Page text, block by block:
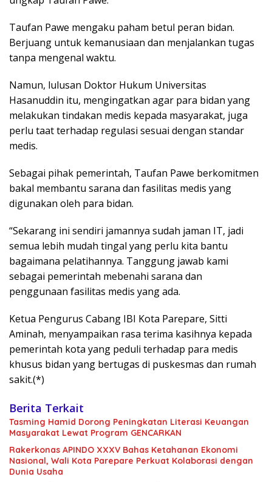
Taufan Pawe mengaku paham betul peran bidan.
Berjuang untuk kemanusiaan dan menjalankan tugas
tanpa mengenal waktu.
Namun, lulusan Doktor Hukum Universitas
Hasanuddin itu, mengingatkan agar para bidan yang
melakukan tindakan medis kepada masyarakat, juga
perlu taat terhadap regulasi sesuai dengan standar
medis.
Sebagai pihak pemerintah, Taufan Pawe berkomitmen
bakal membantu sarana dan fasilitas medis yang
digunakan oleh para bidan.
“Sekarang ini sendiri jamannya sudah jaman IT, jadi
semua lebih mudah tingal yang perlu kita bantu
bagaimana pelatihannya. Tanggung jawab kami
sebagai pemerintah mebenahi sarana dan
penggunaan fasilitas medis yang ada.
Ketua Pengurus Cabang IBI Kota Parepare, Sitti
Aminah, menyampaikan rasa terima kasihnya kepada
pemerintah kota yang peduli terhadap para medis
khusus bidan yang bertugas di puskesmas dan rumah
sakit.(*)
Berita Terkait
Tasming Hamid Dorong Peningkatan Literasi Keuangan
Masyarakat Lewat Program GENCARKAN
Rakerkonas APINDO XXXV Bahas Ketahanan Ekonomi
Nasional, Wali Kota Parepare Perkuat Kolaborasi dengan
Dunia Usaha